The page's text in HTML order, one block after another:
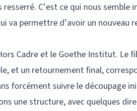
C’est ce qui nous
va permettre d’avoir un nouveau
Cadre et le Goethe Institut. Le
et un retournement final,
forcément suivre le découpage
une structure, avec quelques